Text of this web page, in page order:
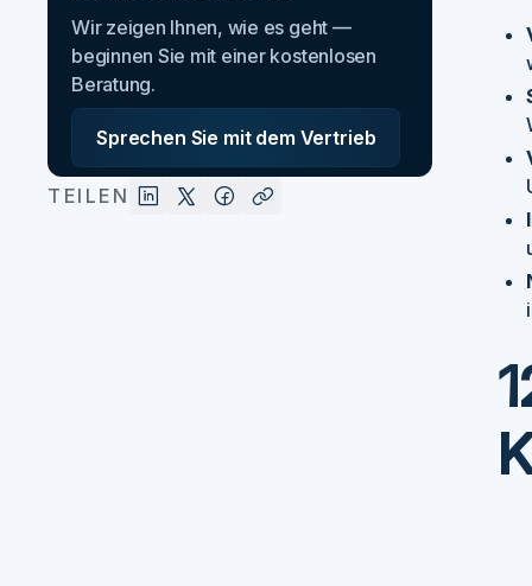
Wir zeigen Ihnen, wie es geht —
beginnen Sie mit einer kostenlosen
Beratung.
Sprechen Sie mit dem Vertrieb
TEILEN